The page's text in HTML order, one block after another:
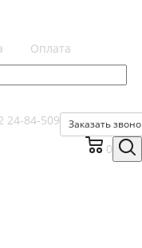
Оплата
Заказать
24-84-509
0